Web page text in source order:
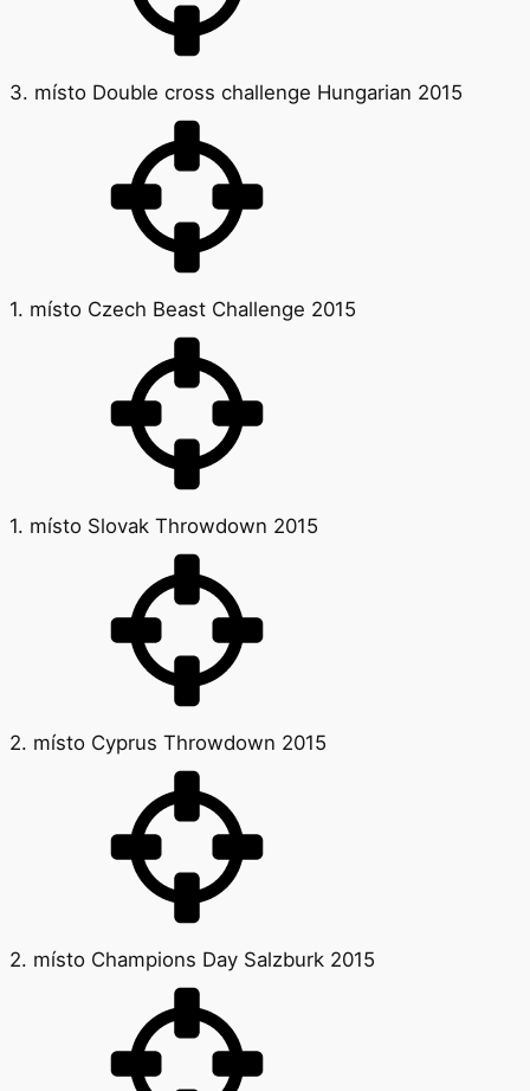
3. místo Double cross challenge Hungarian 2015
1. místo Czech Beast Challenge 2015
1. místo Slovak Throwdown 2015
2. místo Cyprus Throwdown 2015
2. místo Champions Day Salzburk 2015